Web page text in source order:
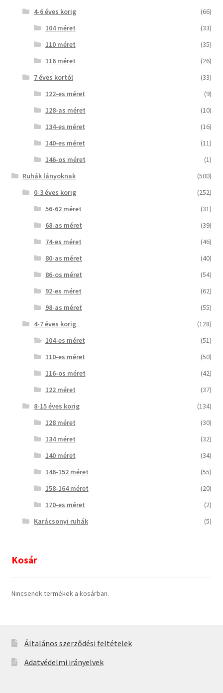
4-6 éves korig
(66)
104 méret
(33)
110 méret
(35)
116 méret
(26)
7 éves kortól
(33)
122-es méret
(9)
128-as méret
(10)
134-es méret
(16)
140-es méret
(11)
146-os méret
(1)
Ruhák lányoknak
(500)
0-3 éves korig
(252)
56-62 méret
(31)
68-as méret
(39)
74-es méret
(46)
80-as méret
(40)
86-os méret
(54)
92-es méret
(62)
98-as méret
(55)
4-7 éves korig
(128)
104-es méret
(51)
110-es méret
(50)
116-os méret
(42)
122 méret
(37)
8-15 éves korig
(134)
128 méret
(30)
134 méret
(32)
140 méret
(34)
146-152 méret
(55)
158-164 méret
(20)
170-es méret
(2)
Karácsonyi ruhák
(5)
Kosár
Nincsenek termékek a kosárban.
Általános szerződési feltételek
Adatvédelmi irányelvek